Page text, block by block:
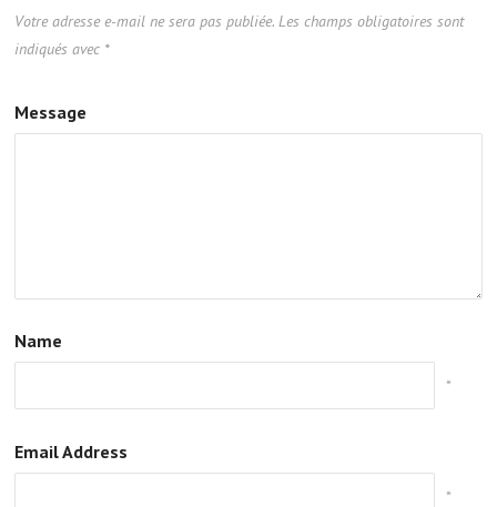
Votre adresse e-mail ne sera pas publiée. Les champs obligatoires sont
indiqués avec *
Message
Name
*
Email Address
*